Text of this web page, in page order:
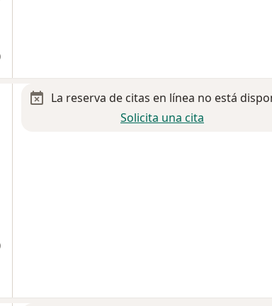
La reserva de citas en línea no está
Solicita una cita